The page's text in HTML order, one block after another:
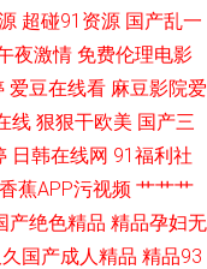
日韩口交无码一区二区 在
费网站日韩 亚洲图片欧美
超碰91资源 国产乱一
夜激情 免费伦理电影
爱豆在线看 麻豆影院爱
线 狠狠干欧美 国产三
日韩在线网 91福利社
香蕉APP污视频 艹艹艹
产绝色精品 精品孕妇无
国产成人精品 精品93